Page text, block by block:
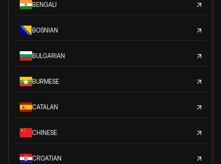
BENGALI
BOSNIAN
BULGARIAN
BURMESE
CATALAN
CHINESE
CROATIAN